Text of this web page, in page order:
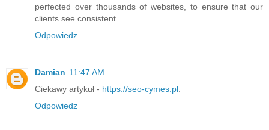
perfected over thousands of websites, to ensure that our
clients see consistent .
Odpowiedz
Damian 11:47 AM
Ciekawy artykuł - https://seo-cymes.pl
Odpowiedz